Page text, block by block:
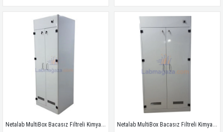
Netalab MultiBox Bacasız Filtreli Kimyasal Madde Dolabı / NTL-100MBX Netalab MultiBox Bacasız Filtreli Kimyasal Madde Dolabı / NTL-110MBX